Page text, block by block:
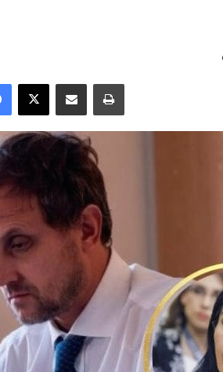
Facebook
X Enviar vía email Imprimir